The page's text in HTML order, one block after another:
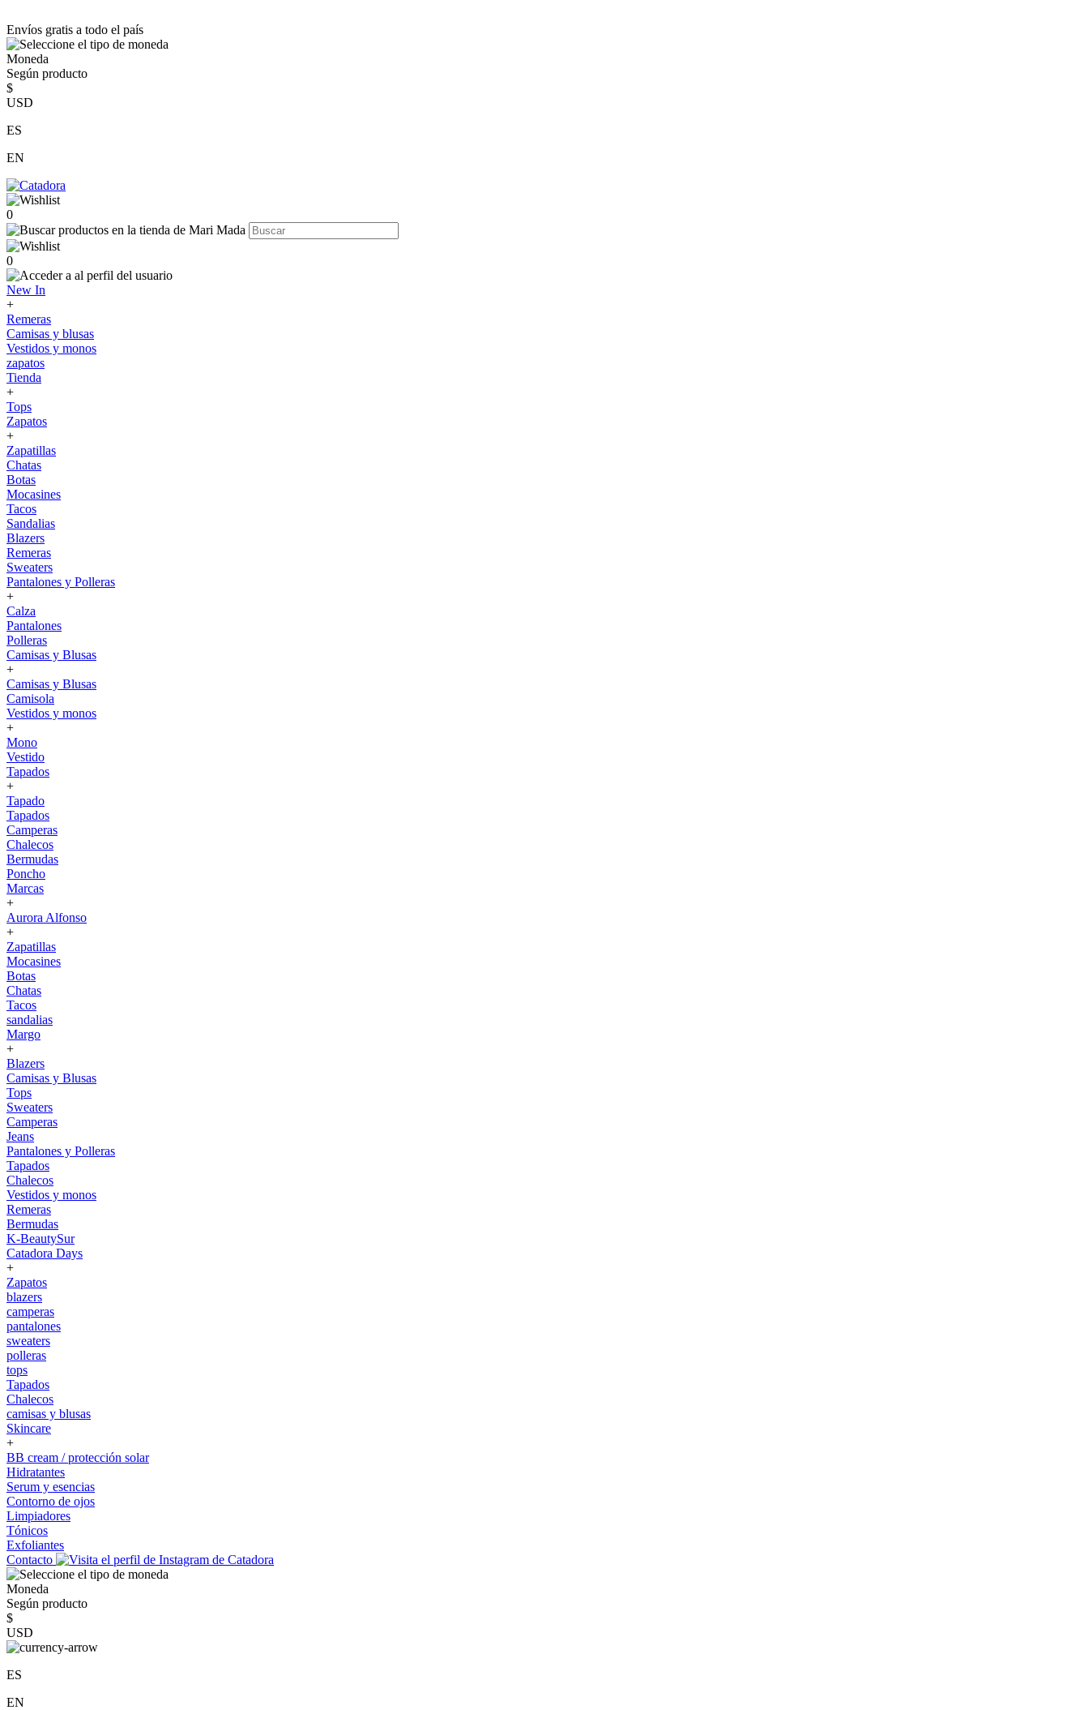
Envíos gratis a todo el país
Moneda
Según producto
$
USD
ES
EN
0
0
New In
+
Remeras
Camisas y blusas
Vestidos y monos
zapatos
Tienda
+
Tops
Zapatos
+
Zapatillas
Chatas
Botas
Mocasines
Tacos
Sandalias
Blazers
Remeras
Sweaters
Pantalones y Polleras
+
Calza
Pantalones
Polleras
Camisas y Blusas
+
Camisas y Blusas
Camisola
Vestidos y monos
+
Mono
Vestido
Tapados
+
Tapado
Tapados
Camperas
Chalecos
Bermudas
Poncho
Marcas
+
Aurora Alfonso
+
Zapatillas
Mocasines
Botas
Chatas
Tacos
sandalias
Margo
+
Blazers
Camisas y Blusas
Tops
Sweaters
Camperas
Jeans
Pantalones y Polleras
Tapados
Chalecos
Vestidos y monos
Remeras
Bermudas
K-BeautySur
Catadora Days
+
Zapatos
blazers
camperas
pantalones
sweaters
polleras
tops
Tapados
Chalecos
camisas y blusas
Skincare
+
BB cream / protección solar
Hidratantes
Serum y esencias
Contorno de ojos
Limpiadores
Tónicos
Exfoliantes
Contacto
Moneda
Según producto
$
USD
ES
EN